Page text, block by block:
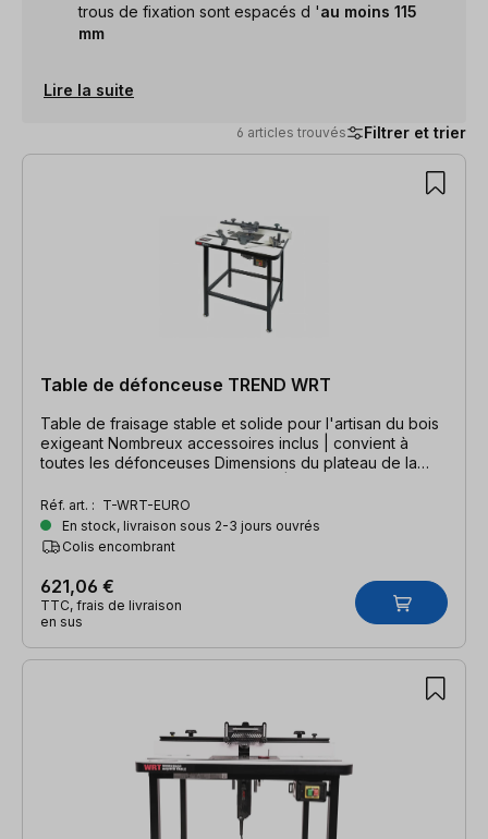
trous de fixation sont espacés d 'au moins 115
mm
Lire la suite
6 articles trouvés Filtrer et trier
6 articles trouvés
Table de défonceuse TREND WRT
Table de fraisage stable et solide pour l'artisan du bois
exigeant Nombreux accessoires inclus | convient à
toutes les défonceuses Dimensions du plateau de la
890 mm
Réf. art. : T-WRT-EURO
En stock, livraison sous 2-3 jours ouvrés
Colis encombrant
621,06 €
TTC, frais de livraison
en sus